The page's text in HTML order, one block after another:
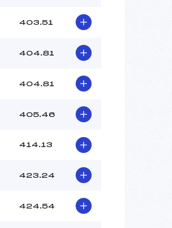
403.51
404.81
404.81
405.46
414.13
423.24
424.54